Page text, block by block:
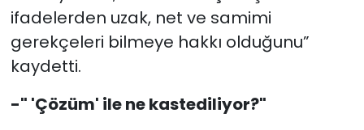
ifadelerden uzak, net ve samimi
gerekçeleri bilmeye hakkı olduğunu”
kaydetti.
-" 'Çözüm' ile ne kastediliyor?"